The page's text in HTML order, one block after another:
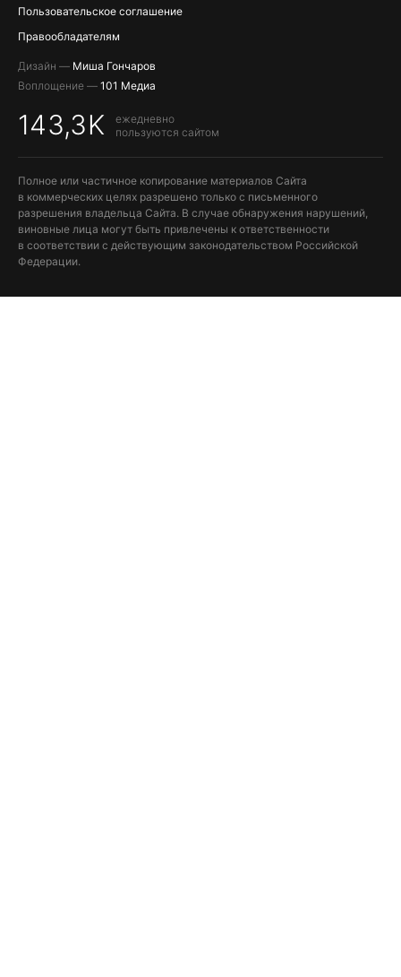
Пользовательское соглашение
Правообладателям
Дизайн — Миша Гончаров
Воплощение — 101 Медиа
143,3K
ежедневно
пользуются сайтом
Полное или частичное копирование материалов Сайта
в коммерческих целях разрешено только с письменного
разрешения владельца Сайта. В случае обнаружения нарушений,
виновные лица могут быть привлечены к ответственности
в соответствии с действующим законодательством Российской
Федерации.